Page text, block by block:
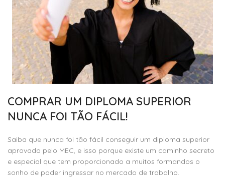
COMPRAR UM DIPLOMA SUPERIOR
NUNCA FOI TÃO FÁCIL!
Saiba que nunca foi tão fácil conseguir um diploma superior
aprovado pelo MEC, e isso porque existe um caminho secreto
e especial que tem proporcionado a muitos formandos o
sonho de poder ingressar no mercado de trabalho.